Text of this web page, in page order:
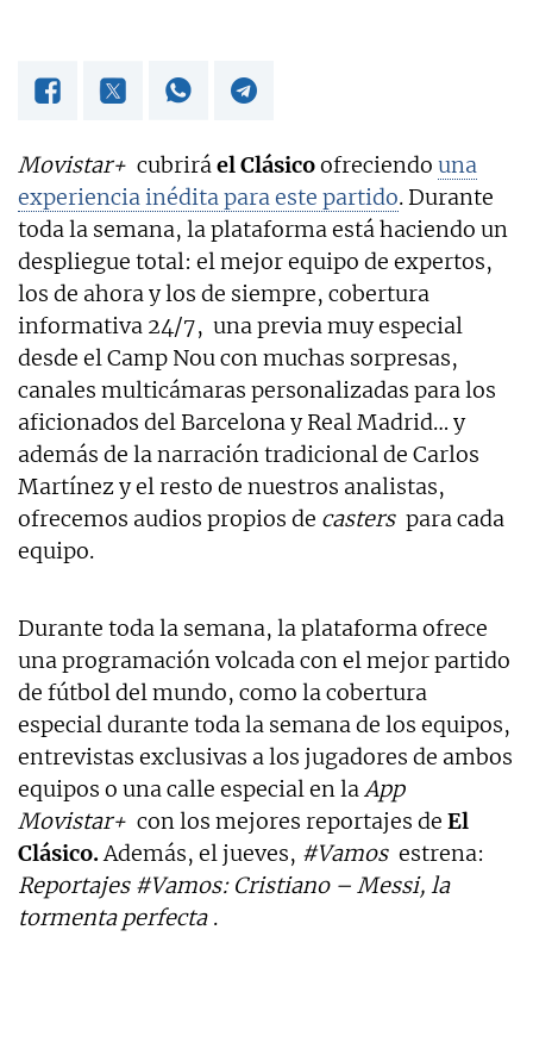
Movistar+ cubriráel Clásicoofreciendo una
experiencia inédita para este partido. Durante
toda la semana, la plataforma está haciendo un
despliegue total: el mejor equipo de expertos,
los de ahora y los de siempre, cobertura
informativa 24/7, una previa muy especial
desde el Camp Nou con muchas sorpresas,
canales multicámaras personalizadas para los
aficionados del Barcelona y Real Madrid… y
además de la narración tradicional de Carlos
Martínez y el resto de nuestros analistas,
ofrecemos audios propios de casters para cada
equipo.
Durante toda la semana, la plataforma ofrece
una programación volcada con el mejor partido
de fútbol del mundo, como la cobertura
especial durante toda la semana de los equipos,
entrevistas exclusivas a los jugadores de ambos
equipos o una calle especial en laApp
Movistar+ con los mejores reportajes de El
Clásico.Además, el jueves, #Vamos estrena:
Reportajes #Vamos: Cristiano – Messi, la
tormenta perfecta .